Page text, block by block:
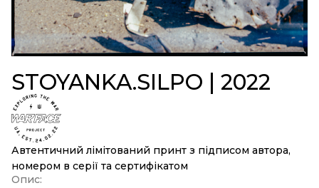
STOYANKA.SILPO | 2022
Автентичний лімітований принт з підписом автора,
номером в серії та сертифікатом
Опис: